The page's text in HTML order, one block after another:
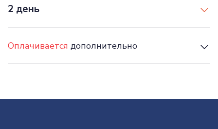
2 день
Оплачивается дополнительно